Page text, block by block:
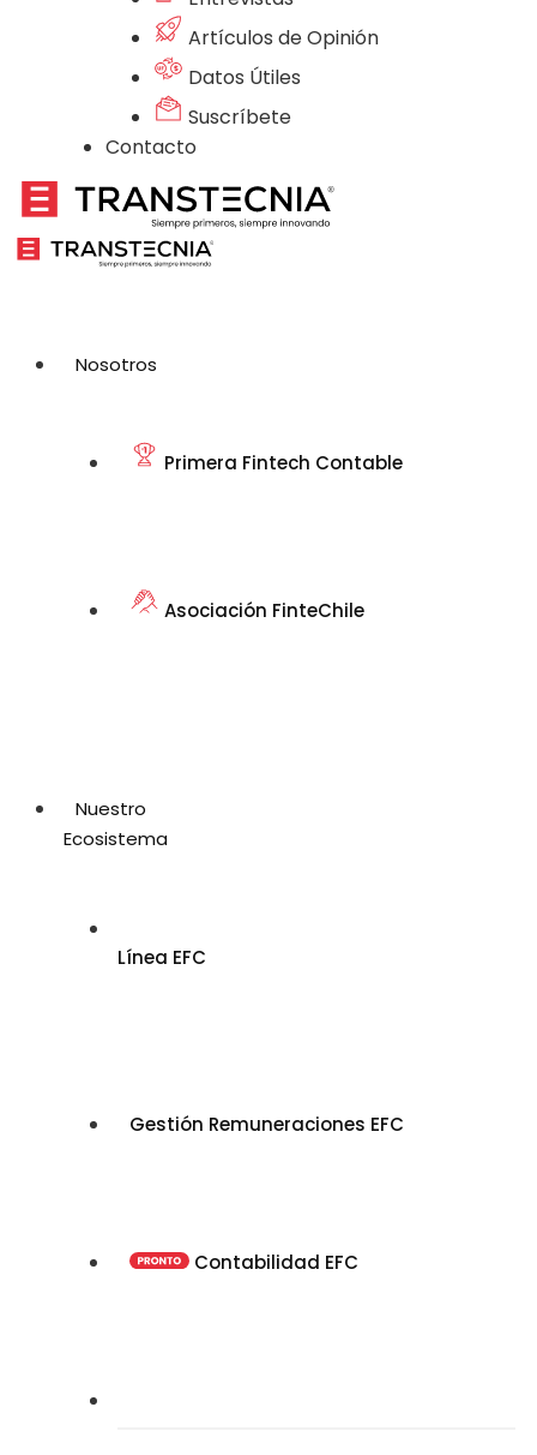
Artículos de Opinión
Datos Útiles
Suscríbete
Contacto
Nosotros
Primera Fintech Contable
Asociación FinteChile
Nuestro
Ecosistema
Línea EFC
Gestión Remuneraciones EFC
Contabilidad EFC